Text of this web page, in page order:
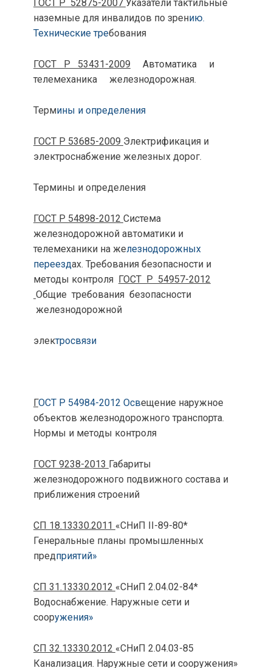
ГОСТ Р 52875-2007 Указатели тактильные
наземные для инвалидов по зрению.
Технические требования
ГОСТ Р 53431-2009 Автоматика и
телемеханика железнодорожная.
Термины и определения
ГОСТ Р 53685-2009 Электрификация и
электроснабжение железных дорог.
Термины и определения
ГОСТ Р 54898-2012 Система
железнодорожной автоматики и
телемеханики на железнодорожных
переездах. Требования безопасности и
методы контроля ГОСТ Р 54957-2012
Общие требования безопасности
железнодорожной
электросвязи
ГОСТ Р 54984-2012 Освещение наружное
объектов железнодорожного транспорта.
Нормы и методы контроля
ГОСТ 9238-2013 Габариты
железнодорожного подвижного состава и
приближения строений
СП 18.13330.2011 «СНиП II-89-80*
Генеральные планы промышленных
предприятий»
СП 31.13330.2012 «СНиП 2.04.02-84*
Водоснабжение. Наружные сети и
сооружения»
СП 32.13330.2012 «СНиП 2.04.03-85
Канализация. Наружные сети и сооружения»